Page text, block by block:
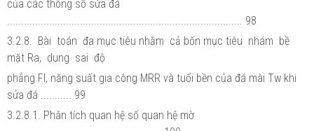
của các thông số sửa đá
.................................................................................... 98
3.2.8. Bài toán đa mục tiêu nhằm cả bốn mục tiêu nhám bề
mặt Ra, dung sai độ
phẳng Fl, năng suất gia công MRR và tuổi bền của đá mài Tw khi
sửa đá ........... 99
3.2.8.1. Phân tích quan hệ số quan hệ mờ